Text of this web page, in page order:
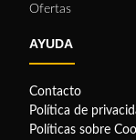
Ofertas
AYUDA
Contacto
Política de
Políticas sobre